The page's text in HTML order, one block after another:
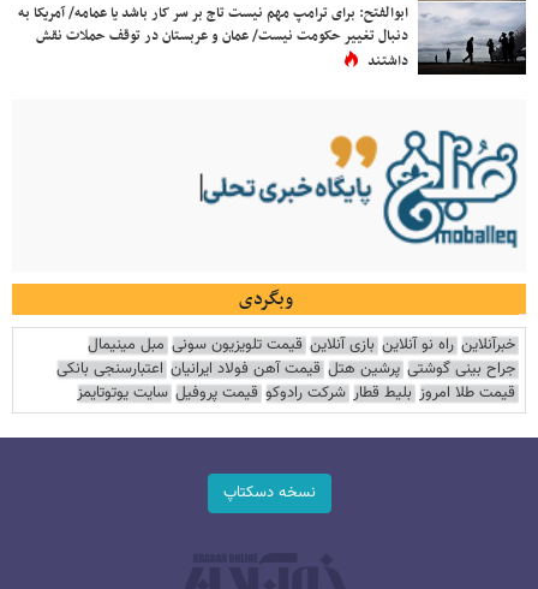
ابوالفتح: برای ترامپ مهم نیست تاج بر سر کار باشد یا عمامه/ آمریکا به
دنبال تغییر حکومت نیست/ عمان و عربستان در توقف حملات نقش
داشتند
وبگردی
خبرآنلاین راه نو آنلاین بازی آنلاین قیمت تلویزیون سونی مبل مینیمال
جراح بینی گوشتی پرشین هتل قیمت آهن فولاد ایرانیان اعتبارسنجی بانکی
قیمت طلا امروز بلیط قطار شرکت رادوکو قیمت پروفیل سایت یوتوتایمز
نسخه دسکتاپ